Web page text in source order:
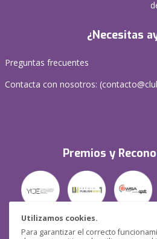
Utilizamos cookies.
Para garantizar el correcto
¿Necesitas
Preguntas frecuentes
Contacta con nosotros: (
Premios y